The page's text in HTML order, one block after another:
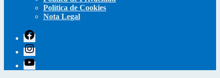
Política de Cookies
Nota Legal
facebook
instagram
youtube